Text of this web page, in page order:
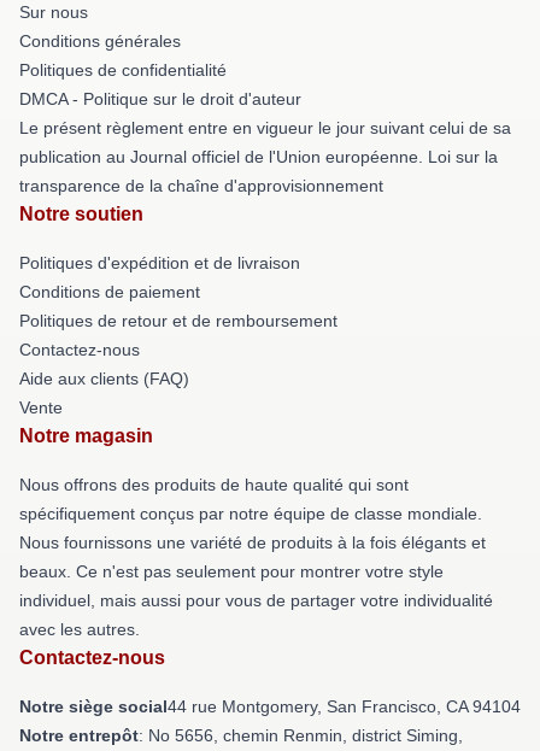
Sur nous
Conditions générales
Politiques de confidentialité
DMCA - Politique sur le droit d'auteur
Le présent règlement entre en vigueur le jour suivant celui de sa
publication au Journal officiel de l'Union européenne. Loi sur la
transparence de la chaîne d'approvisionnement
Notre soutien
Politiques d'expédition et de livraison
Conditions de paiement
Politiques de retour et de remboursement
Contactez-nous
Aide aux clients (FAQ)
Vente
Notre magasin
Nous offrons des produits de haute qualité qui sont
spécifiquement conçus par notre équipe de classe mondiale.
Nous fournissons une variété de produits à la fois élégants et
beaux. Ce n'est pas seulement pour montrer votre style
individuel, mais aussi pour vous de partager votre individualité
avec les autres.
Contactez-nous
Notre siège social44 rue Montgomery, San Francisco, CA 94104
Notre entrepôt: No 5656, chemin Renmin, district Siming,